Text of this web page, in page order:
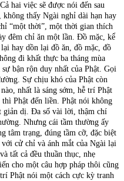
hai việc sẽ được nói đến sau
thấy Ngài nghỉ dài hạn hay
“một thời”, một thời gian thích
đêm chỉ ăn một lần. Đồ mặc, kể
hay dồn lại đồ ăn, đồ mặc, đồ
đi khất thực ba tháng mùa
bận rộn duy nhất của Phật. Gọi
Sự chịu khó của Phật còn
nhất là sáng sớm, hễ trí Phật
Phật đến liền. Phật nói không
giản dị. Đa số vài lời, thậm chí
Nhưng cái tầm thường ấy
tâm trạng, đúng tầm cỡ, đặc biệt
cử chỉ và ánh mắt của Ngài lại
tất cả đều thuần thục, nhẹ
cho một câu hợp pháp thôi cũng
Phật nói một cách cực kỳ tranh